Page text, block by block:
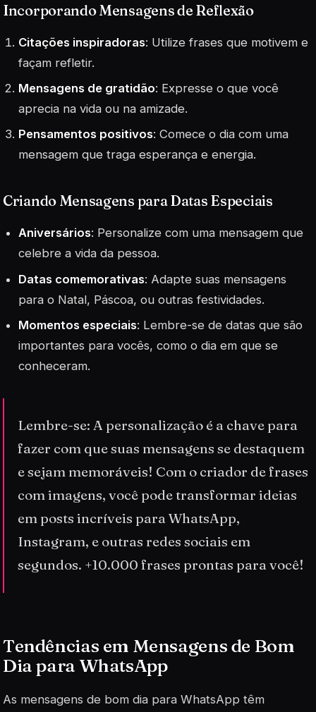
Incorporando Mensagens de Reflexão
Citações inspiradoras: Utilize frases que motivem e
façam refletir.
Mensagens de gratidão: Expresse o que você
aprecia na vida ou na amizade.
Pensamentos positivos: Comece o dia com uma
mensagem que traga esperança e energia.
Criando Mensagens para Datas Especiais
Aniversários: Personalize com uma mensagem que
celebre a vida da pessoa.
Datas comemorativas: Adapte suas mensagens
para o Natal, Páscoa, ou outras festividades.
Momentos especiais: Lembre-se de datas que são
importantes para vocês, como o dia em que se
conheceram.
Lembre-se: A personalização é a chave para
fazer com que suas mensagens se destaquem
e sejam memoráveis! Com o criador de frases
com imagens, você pode transformar ideias
em posts incríveis para WhatsApp,
Instagram, e outras redes sociais em
segundos. +10.000 frases prontas para você!
Tendências em Mensagens de Bom
Dia para WhatsApp
As mensagens de bom dia para WhatsApp têm